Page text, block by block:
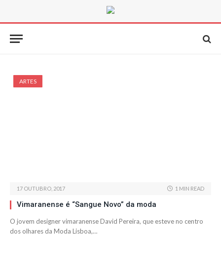
ARTES
17 OUTUBRO, 2017 1 MIN READ
Vimaranense é “Sangue Novo” da moda
O jovem designer vimaranense David Pereira, que esteve no centro
dos olhares da Moda Lisboa,…